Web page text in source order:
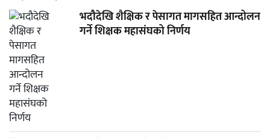
भदौदेखि शैक्षिक र पेसागत मागसहित आन्दोलन
गर्ने शिक्षक महासंघको निर्णय